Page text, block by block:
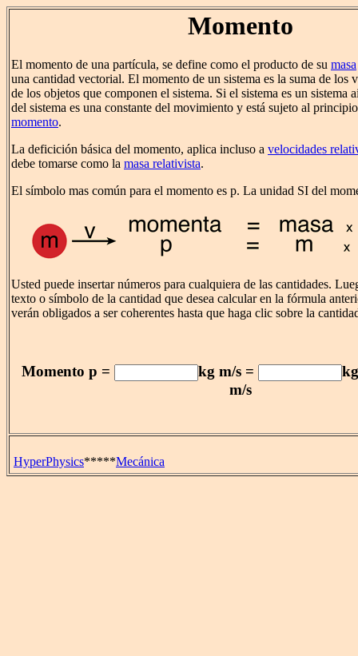
Momento
El momento de una partícula, se define como el producto de su masa
una cantidad vectorial. El momento de un sistema es la suma de los
de los objetos que componen el sistema. Si el sistema es un sistema
del sistema es una constante del movimiento y está sujeto al
momento.
La deficición básica del momento, aplica incluso a velocidades
debe tomarse como la masa relativista.
El símbolo mas común para el momento es p. La unidad SI del
Usted puede insertar números para cualquiera de las cantidades.
texto o símbolo de la cantidad que desea calcular en la fórmula
verán obligados a ser coherentes hasta que haga clic sobre la
Momento p = kg m/s =
m/s
HyperPhysics*****Mecánica